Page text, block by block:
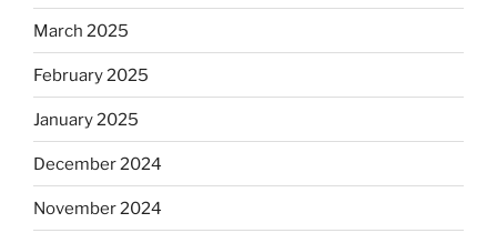
March 2025
February 2025
January 2025
December 2024
November 2024